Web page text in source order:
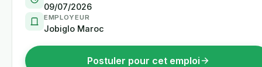
09/07/2026
EMPLOYEUR
Jobiglo Maroc
Postuler pour cet emploi